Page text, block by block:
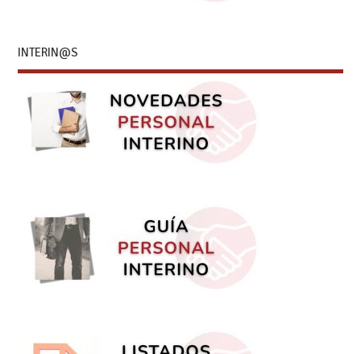
INTERIN@S